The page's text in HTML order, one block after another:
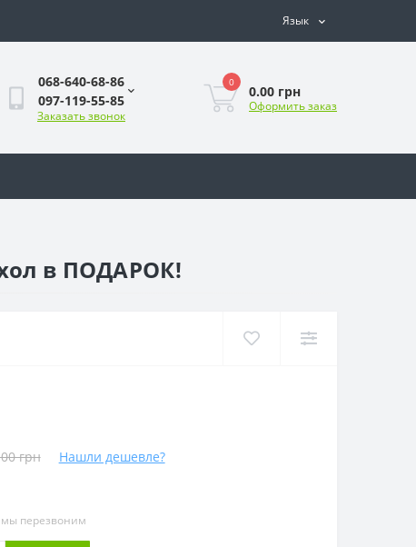
Язык
068-640-68-86
097-119-55-85
Заказать звонок
0
0.00 грн
Оформить заказ
в ПОДАРОК!
грн Нашли дешевле?
перезвоним